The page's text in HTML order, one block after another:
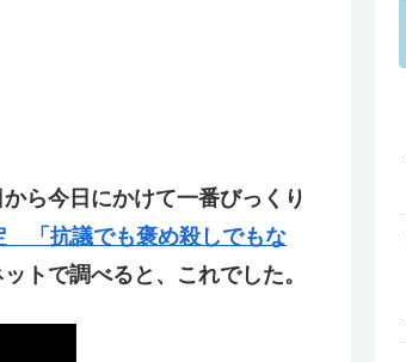
ら今日にかけて一番びっくり
「抗議でも褒め殺しでもな
トで調べると、これでした。